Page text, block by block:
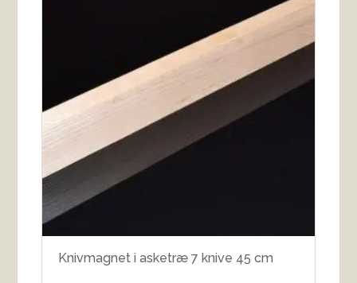
Knivmagnet i asketræ 7 knive 45 cm